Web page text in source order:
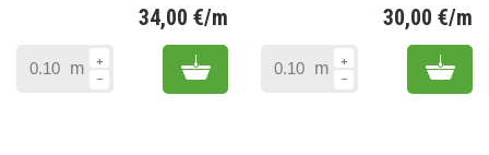
34,00 €/m
m Add to cart
30,00 €/m
m Add